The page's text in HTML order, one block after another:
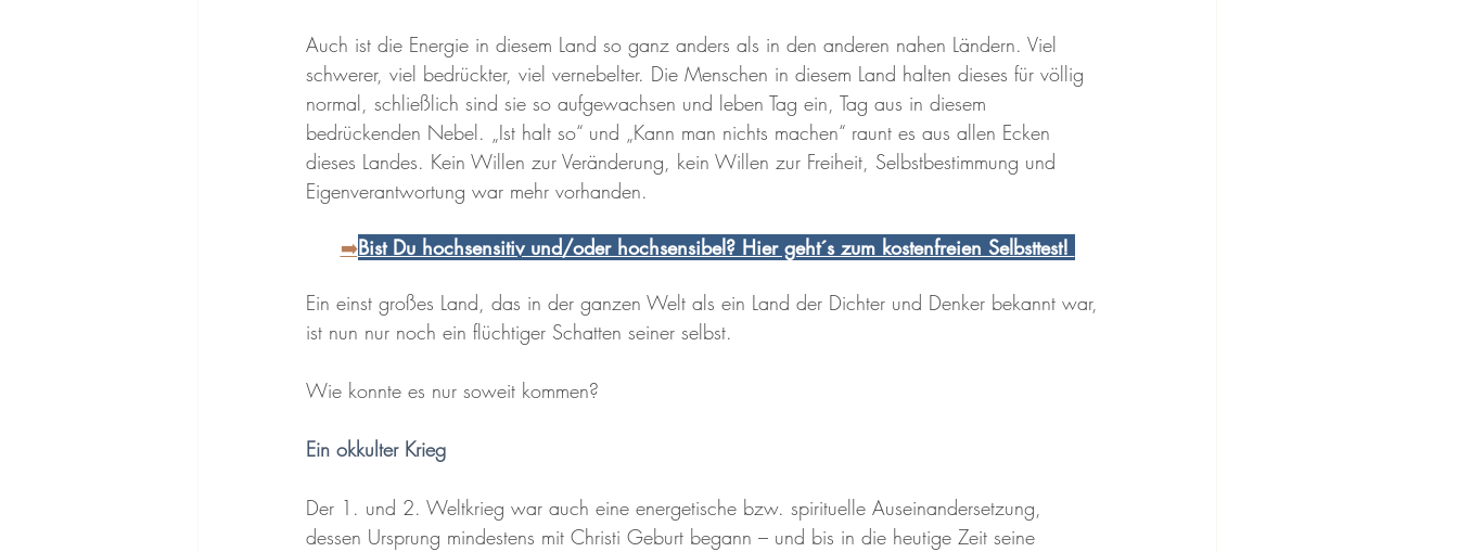
Auch ist die Energie in diesem Land so ganz anders als in den anderen nahen Ländern. Viel
schwerer, viel bedrückter, viel vernebelter. Die Menschen in diesem Land halten dieses für völlig
normal, schließlich sind sie so aufgewachsen und leben Tag ein, Tag aus in diesem
bedrückenden Nebel. „Ist halt so“ und „Kann man nichts machen“ raunt es aus allen Ecken
dieses Landes. Kein Willen zur Veränderung, kein Willen zur Freiheit, Selbstbestimmung und
Eigenverantwortung war mehr vorhanden.
➡️Bist Du hochsensitiv und/oder hochsensibel? Hier geht´s zum kostenfreien Selbsttest!
Ein einst großes Land, das in der ganzen Welt als ein Land der Dichter und Denker bekannt war,
ist nun nur noch ein flüchtiger Schatten seiner selbst.
Wie konnte es nur soweit kommen?
Ein okkulter Krieg
Der 1. und 2. Weltkrieg war auch eine energetische bzw. spirituelle Auseinandersetzung,
dessen Ursprung mindestens mit Christi Geburt begann – und bis in die heutige Zeit seine